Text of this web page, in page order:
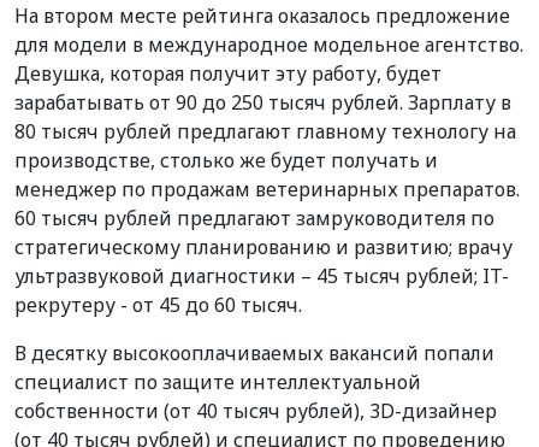
На втором месте рейтинга оказалось предложение
для модели в международное модельное агентство.
Девушка, которая получит эту работу, будет
зарабатывать от 90 до 250 тысяч рублей. Зарплату в
80 тысяч рублей предлагают главному технологу на
производстве, столько же будет получать и
менеджер по продажам ветеринарных препаратов.
60 тысяч рублей предлагают замруководителя по
стратегическому планированию и развитию; врачу
ультразвуковой диагностики – 45 тысяч рублей; IT-
рекрутеру - от 45 до 60 тысяч.
В десятку высокооплачиваемых вакансий попали
специалист по защите интеллектуальной
собственности (от 40 тысяч рублей), 3D-дизайнер
(от 40 тысяч рублей) и специалист по проведению